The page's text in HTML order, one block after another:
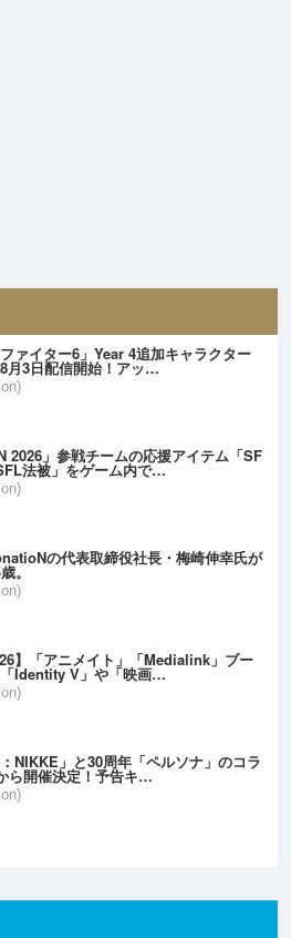
ファイター6」Year 4追加キャラクター
8月3日配信開始！アッ…
2026」参戦チームの応援アイテム「SF
法被」をゲーム内で…
の代表取締役社長・梅崎伸幸氏が
。
】「アニメイト」「Medialink」ブー
Identity V」や「映画…
：NIKKE」と30周年「ペルソナ」のコラ
ら開催決定！予告キ…